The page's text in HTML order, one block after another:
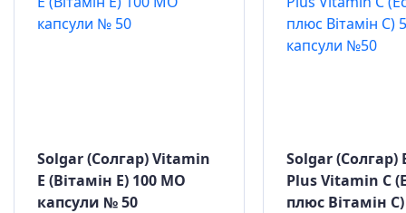
Solgar (Солгар) Vitamin
E (Вітамін Е) 100 МО
капсули № 50
Solgar (Солгар)
Plus Vitamin C
плюс Вітамін